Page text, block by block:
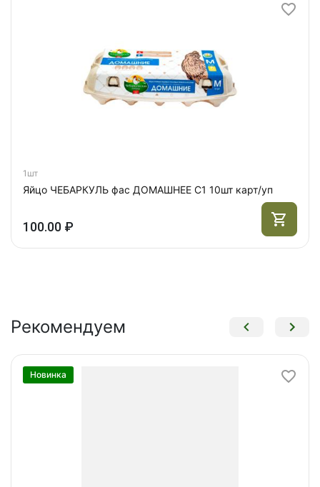
1шт
Яйцо ЧЕБАРКУЛЬ фас ДОМАШНЕЕ С1 10шт карт/уп
100.00 ₽
Рекомендуем
Новинка